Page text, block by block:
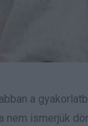
a
nem ismerjük